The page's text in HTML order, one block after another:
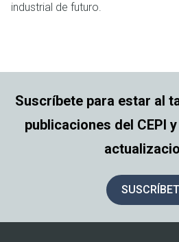
industrial de futuro.
Suscríbete para estar al
publicaciones del CEPI